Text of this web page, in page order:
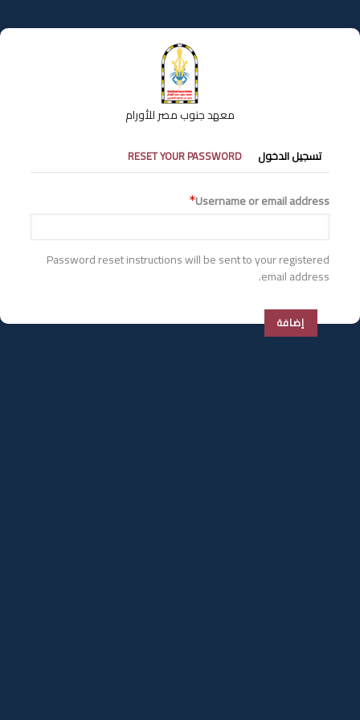
إلى
المحتوى
معهد جنوب مصر للأورام
التبويبات
الأساسية
تسجيل الدخول RESET YOUR PASSWORD
Username or email address
Password reset instructions will be sent to your registered
email address.